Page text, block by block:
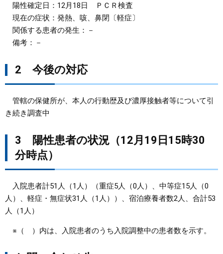
陽性確定日：12月18日 ＰＣＲ検査
現在の症状：発熱、咳、鼻閉〔軽症〕
関係する患者の発生：－
備考：－
2 今後の対応
管轄の保健所が、本人の行動歴及び濃厚接触者等について引
き続き調査中
3 陽性患者の状況（12月19日15時30
分時点）
入院患者計51人（1人）（重症5人（0人）、中等症15人（0
人）、軽症・無症状31人（1人））、宿泊療養者数2人、合計53
人（1人）
※（ ）内は、入院患者のうち入院調整中の患者数を示す。